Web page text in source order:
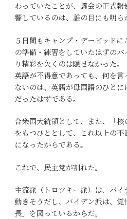
わっていたことが、議会の正式
響しているのは、誰の目にも明ら
５日間もキャンプ・デービッド
の準備・練習をしていたはずの
り精彩を欠くのは隠せなかった。
英語が不得意であっても、何を
ないのは、英語が母国語のひと
だったはずである。
合衆国大統領として、また、「
をもつひととして、これ以上の
になったからである。
これで、民主党が割れた。
主流派（トロツキー派）は、バ
動きそうだし、バイデン派は、
長」を図っているからだ。